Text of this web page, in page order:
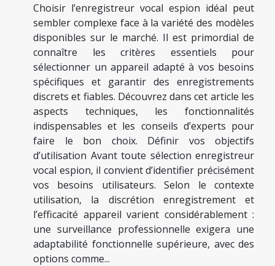
Choisir l’enregistreur vocal espion idéal peut
sembler complexe face à la variété des modèles
disponibles sur le marché. Il est primordial de
connaître les critères essentiels pour
sélectionner un appareil adapté à vos besoins
spécifiques et garantir des enregistrements
discrets et fiables. Découvrez dans cet article les
aspects techniques, les fonctionnalités
indispensables et les conseils d’experts pour
faire le bon choix. Définir vos objectifs
d’utilisation Avant toute sélection enregistreur
vocal espion, il convient d’identifier précisément
vos besoins utilisateurs. Selon le contexte
utilisation, la discrétion enregistrement et
l’efficacité appareil varient considérablement :
une surveillance professionnelle exigera une
adaptabilité fonctionnelle supérieure, avec des
options comme...